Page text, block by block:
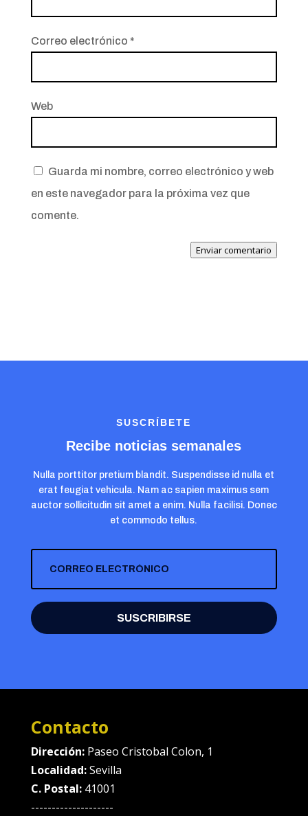
Correo electrónico *
Web
Guarda mi nombre, correo electrónico y web
en este navegador para la próxima vez que
comente.
Enviar comentario
SUSCRÍBETE
Recibe noticias semanales
Nulla porttitor pretium blandit. Suspendisse id nulla et
erat feugiat vehicula. Nam ac sapien maximus sem
auctor sollicitudin sit amet a enim. Nulla facilisi. Donec
et commodo tellus.
SUSCRIBIRSE
Contacto
Dirección: Paseo Cristobal Colon, 1
Localidad:Sevilla
C. Postal:41001
--------------------